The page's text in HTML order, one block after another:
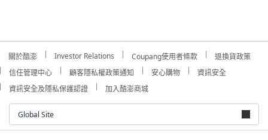
關於酷澎 Investor Relations Coupang使用者條款
退換貨政策
信任管理中心
顧客隱私權政策通知 安心購物
資訊安全
資訊安全及隱私保護認證
加入酷澎商城
Global Site